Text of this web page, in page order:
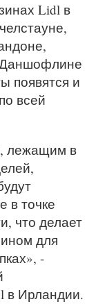
Lidl в
Даншофлине
появятся и
всей
лежащим в
в точке
что делает
для
-
в Ирландии.